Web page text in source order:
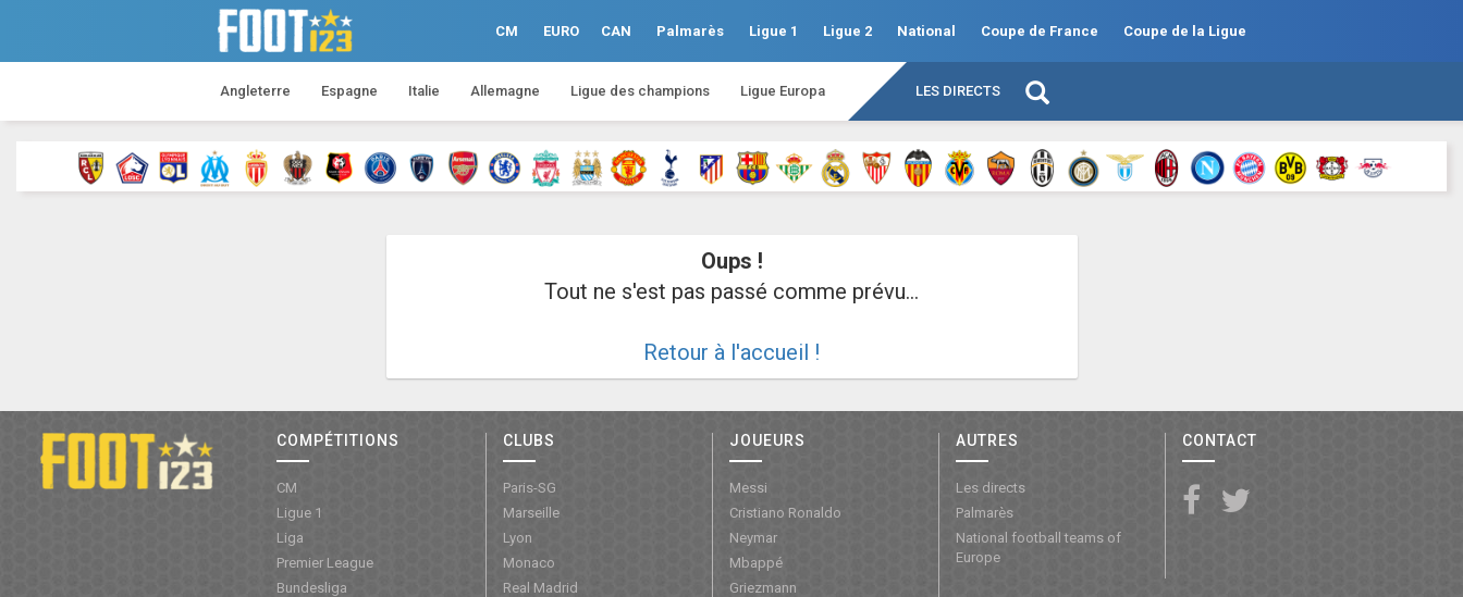
CM EURO CAN Palmarès Ligue 1 Ligue 2 National Coupe de France Coupe de la Ligue
Angleterre Espagne Italie Allemagne Ligue des champions Ligue Europa LES DIRECTS
Oups !
Tout ne s'est pas passé comme prévu...
Retour à l'accueil !
COMPÉTITIONS
CM
Ligue 1
Liga
Premier League
Bundesliga
CLUBS
Paris-SG
Marseille
Lyon
Monaco
Real Madrid
JOUEURS
Messi
Cristiano Ronaldo
Neymar
Mbappé
Griezmann
AUTRES
Les directs
Palmarès
National football teams of
Europe
CONTACT